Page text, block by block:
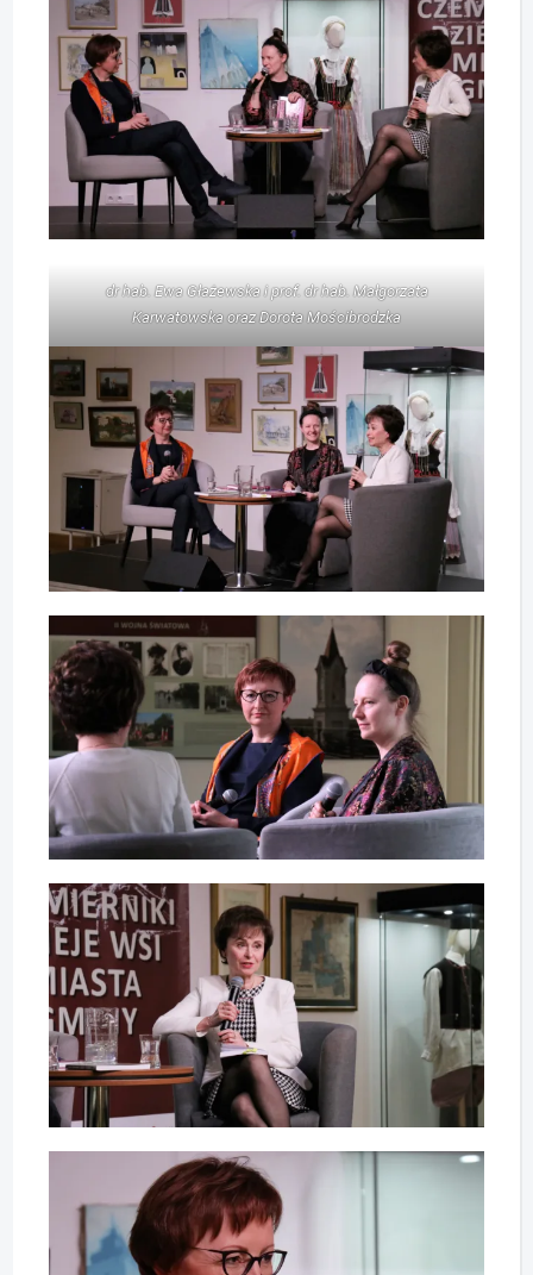
dr hab. Ewa Głażewska i prof. dr hab. Małgorzata
Karwatowska oraz Dorota Mościbrodzka